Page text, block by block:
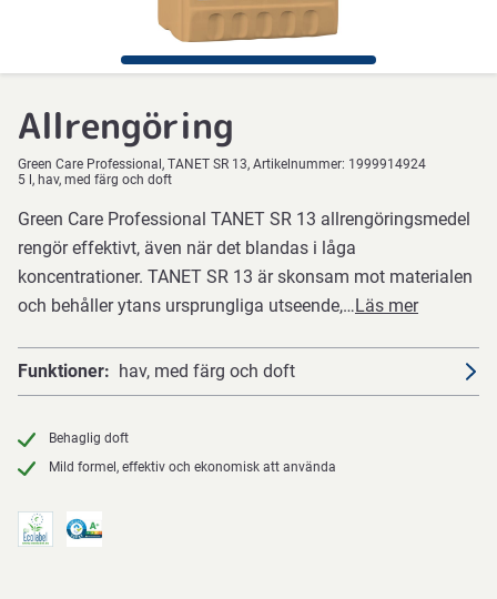
Allrengöring
Green Care Professional TANET SR 13 Artikelnummer: 1999914924
5 l, hav, med färg och doft
Green Care Professional TANET SR 13 allrengöringsmedel
rengör effektivt, även när det blandas i låga
koncentrationer. TANET SR 13 är skonsam mot materialen
och behåller ytans ursprungliga utseende,…Läs mer
Funktioner hav, med färg och doft
Behaglig doft
Mild formel, effektiv och ekonomisk att använda